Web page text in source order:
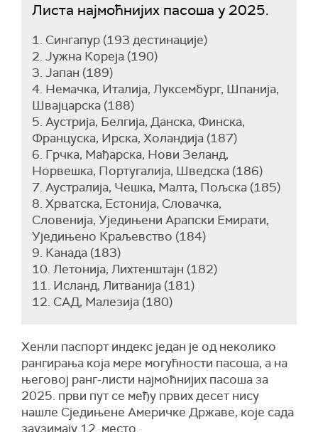
Листа најмоћнијих пасоша у 2025.
1. Сингапур (193 дестинације)
2. Јужна Кореја (190)
3. Јапан (189)
4. Немачка, Италија, Луксембург, Шпанија,
Швајцарска (188)
5. Аустрија, Белгија, Данска, Финска,
Француска, Ирска, Холандија (187)
6. Грчка, Мађарска, Нови Зеланд,
Норвешка, Португалија, Шведска (186)
7. Аустралија, Чешка, Малта, Пољска (185)
8. Хрватска, Естонија, Словачка,
Словенија, Уједињени Арапски Емирати,
Уједињено Краљевство (184)
9. Канада (183)
10. Летонија, Лихтенштајн (182)
11. Исланд, Литванија (181)
12. САД, Малезија (180)
Хенли паспорт индекс један је од неколико
рангирања која мере могућности пасоша, а на
његовој ранг-листи најмоћнијих пасоша за
2025. први пут се међу првих десет нису
нашле Сједињене Америчке Државе, које сада
заузимају 12. место.